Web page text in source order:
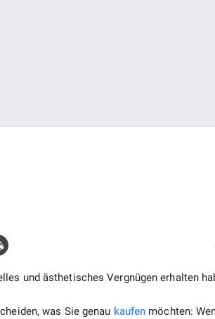
und ästhetisches Vergnügen erhalten
was Sie genau kaufen möchten: